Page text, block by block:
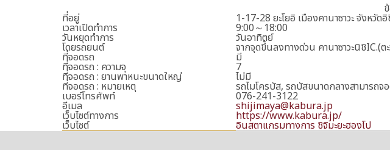
ที่อยู่ 1-17-28 ยะโยอิ เมืองคานาซาวะ จังหวัด
เวลาเปิดทำการ 9:00～18:00
วันหยุดทำการ วันอาทิตย์
โดยรถยนต์ จากจุดขึ้นลงทางด่วน คานาซาวะนิชิIC.(
ที่จอดรถ มี
ที่จอดรถ : ความจุ 7
ที่จอดรถ : ยานพาหนะขนาดใหญ่ ไม่มี
ที่จอดรถ : หมายเหตุ รถไมโครบัส, รถบัสขนาดกลางสามารถจอ
เบอร์โทรศัพท์ 076-241-3122
อีเมล shijimaya@kabura.jp
เว็บไซต์ทางการ https://www.kabura.jp/
เว็บไซต์ อินสตาแกรมทางการ ชิจิมะยะฮองโป